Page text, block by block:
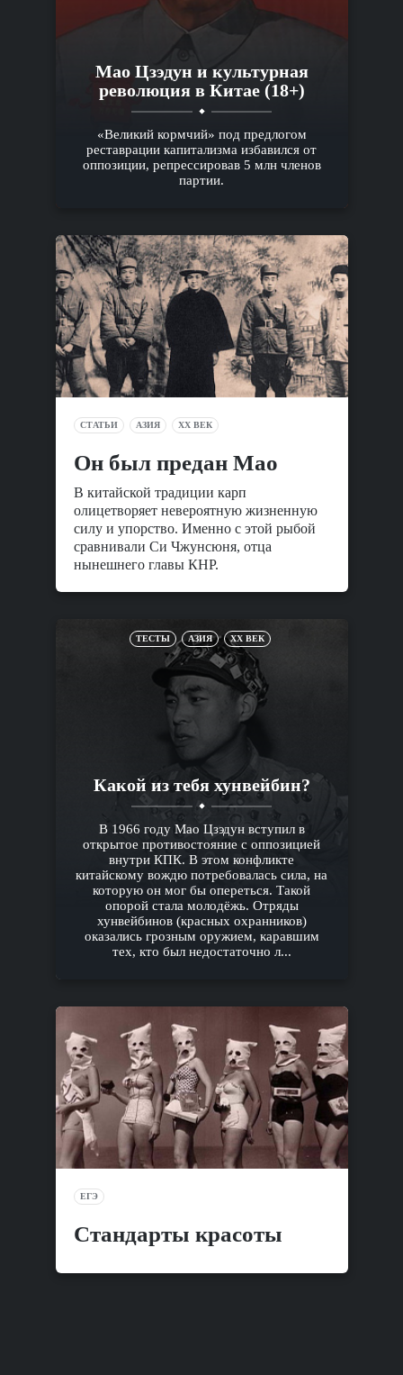
Мао Цзэдун и культурная
революция в Китае (18+)
«Великий кормчий» под предлогом
реставрации капитализма избавился от
оппозиции, репрессировав 5 млн членов
партии.
СТАТЬИ АЗИЯ XX ВЕК
Он был предан Мао
В китайской традиции карп
олицетворяет невероятную жизненную
силу и упорство. Именно с этой рыбой
сравнивали Си Чжунсюня, отца
нынешнего главы КНР.
ТЕСТЫ АЗИЯ XX ВЕК
Какой из тебя хунвейбин?
В 1966 году Мао Цзэдун вступил в
открытое противостояние с оппозицией
внутри КПК. В этом конфликте
китайскому вождю потребовалась сила, на
которую он мог бы опереться. Такой
опорой стала молодёжь. Отряды
хунвейбинов (красных охранников)
оказались грозным оружием, каравшим
тех, кто был недостаточно л...
ЕГЭ
Стандарты красоты